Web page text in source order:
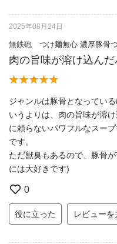
2025年08月24日
無鉄砲 つけ麺無心 濃厚豚骨つ
肉の旨味が溶け込んだ
ジャンルは豚骨となってい
いうよりは、肉の旨味が溶
に頼らないパワフルなスー
です。
ただ獣臭もあるので、豚骨
には大好きです)
0
役に立った レビューを